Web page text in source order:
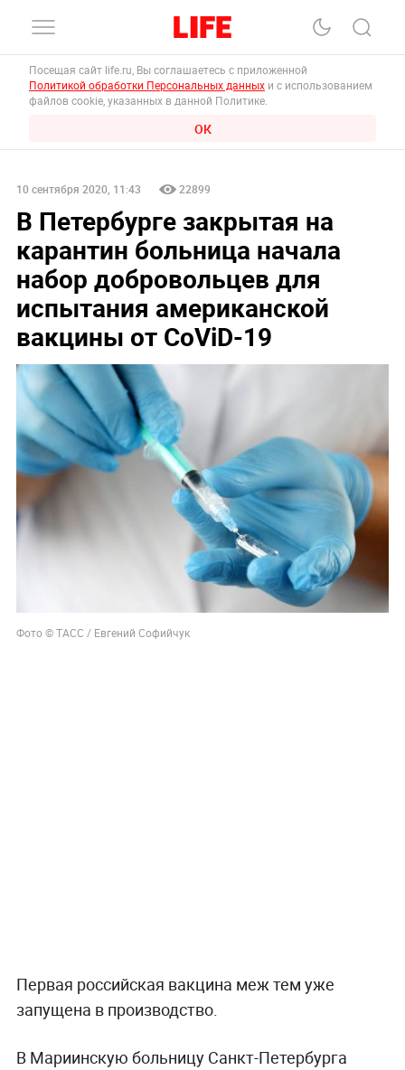
Посещая сайт life.ru, Вы соглашаетесь с приложенной
Политикой обработки Персональных данных и с использованием
файлов cookie, указанных в данной Политике.
ОК
10 сентября 2020, 11:43 22899
В Петербурге закрытая на
карантин больница начала
набор добровольцев для
испытания американской
вакцины от CoViD-19
Фото © ТАСС / Евгений Софийчук
Первая российская вакцина меж тем уже
запущена в производство.
В Мариинскую больницу Санкт-Петербурга